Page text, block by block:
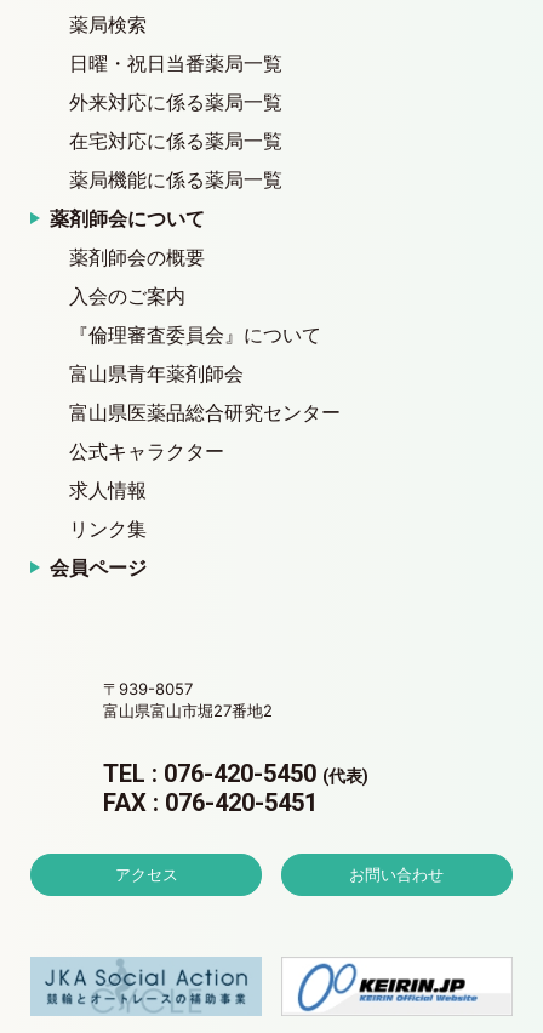
薬局検索
日曜・祝日当番薬局一覧
外来対応に係る薬局一覧
在宅対応に係る薬局一覧
薬局機能に係る薬局一覧
薬剤師会について
薬剤師会の概要
入会のご案内
『倫理審査委員会』について
富山県青年薬剤師会
富山県医薬品総合研究センター
公式キャラクター
求人情報
リンク集
会員ページ
〒939-8057
富山県富山市堀27番地2
TEL : 076-420-5450 (代表)
FAX : 076-420-5451
アクセス お問い合わせ